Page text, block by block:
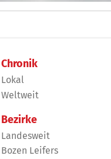
Chronik
Lokal
Weltweit
Bezirke
Landesweit
Bozen Leifers